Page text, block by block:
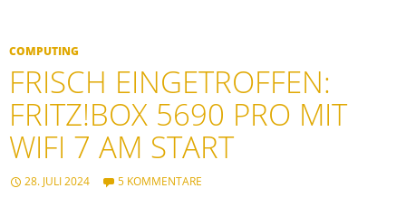
COMPUTING
FRISCH EINGETROFFEN:
FRITZ!BOX 5690 PRO MIT
WIFI 7 AM START
28. JULI 2024 5 KOMMENTARE